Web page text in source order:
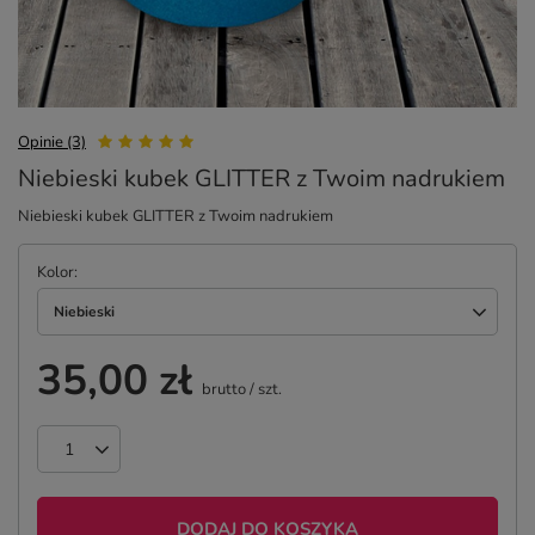
Opinie (3)
Niebieski kubek GLITTER z Twoim nadrukiem
Niebieski kubek GLITTER z Twoim nadrukiem
Kolor
Niebieski
35,00 zł brutto/ szt.
DODAJ DO KOSZYKA